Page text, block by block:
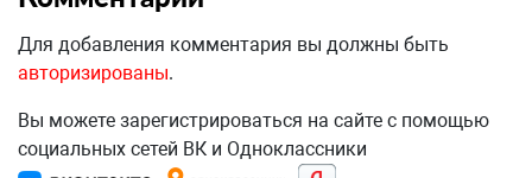
Для добавления комментария вы должны быть
авторизированы.
Вы можете зарегистрироваться на сайте с помощью
социальных сетей ВК и Одноклассники